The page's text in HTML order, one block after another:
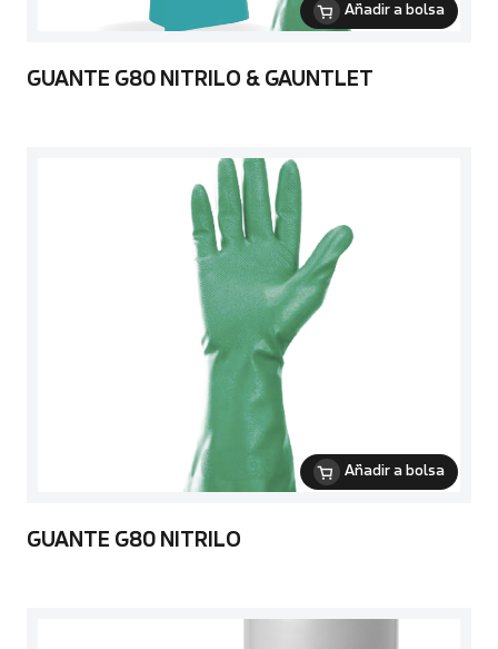
Añadir a bolsa
GUANTE G80 NITRILO & GAUNTLET
Añadir a bolsa
GUANTE G80 NITRILO